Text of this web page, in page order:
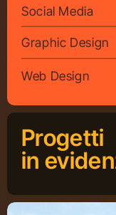
Social Media
Graphic Design
Web Design
Progetti
in